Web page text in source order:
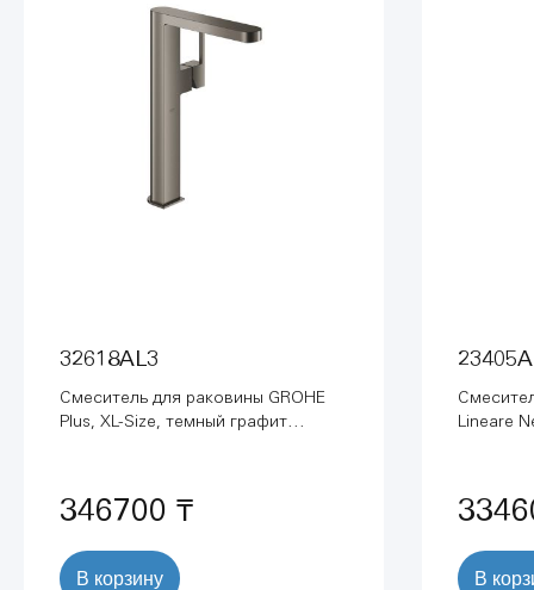
32618AL3
Смеситель для раковины GROHE
Plus, XL-Size, темный графит
346700 ₸
В корзину
Lineare
В